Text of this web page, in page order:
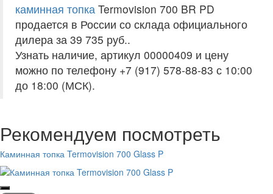
каминная топка Termovision 700 BR PD
продается в России со склада официального
дилера за 39 735 руб..
Узнать наличие, артикул 00000409 и цену
можно по телефону +7 (917) 578-88-83 с 10:00
до 18:00 (МСК).
Рекомендуем посмотреть
Каминная топка Termovision 700 Glass P